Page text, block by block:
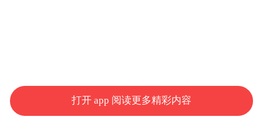
打开 app 阅读更多精彩内容